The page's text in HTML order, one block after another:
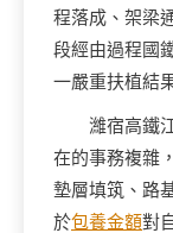
程落成、架梁
段經由過程國
一嚴重扶植結
濰宿高鐵
在的事務複雜
墊層填筑、路
於包養金額對